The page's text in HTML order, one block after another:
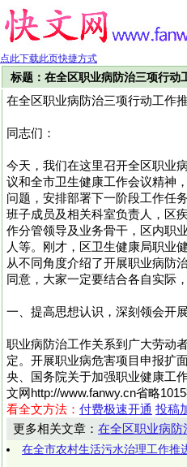
点此下载此页快捷方式
标题：在全区职业病防治三项行动
在全区职业病防治三项行动工作
同志们：
今天，我们在这里召开全区职业
议和全市卫生健康工作会议精神
问题，安排部署下一阶段工作任
班子成员及相关科室负责人，区
作分管领导及业务骨干，区内职
人等。刚才，区卫生健康局职业
从不同角度介绍了开展职业病防
同意，大家一定要结合各自实际
一、提高思想认识，深刻领会开
职业病防治工作关系到广大劳动
定。开展职业病危害项目申报扩
央、国务院关于加强职业健康工
文网http://www.fanwy.cn省略
看全文方法： 付费极速开通 投稿
更多相关文章： 在全区职业病
在全市农村生活污水治理工作推